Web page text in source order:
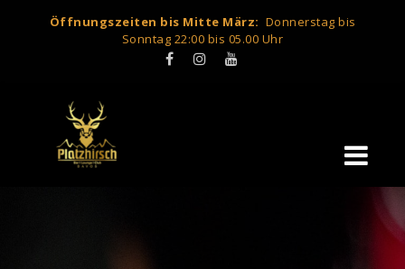
Öffnungszeiten bis Mitte März: Donnerstag bis
Sonntag 22:00 bis 05.00 Uhr